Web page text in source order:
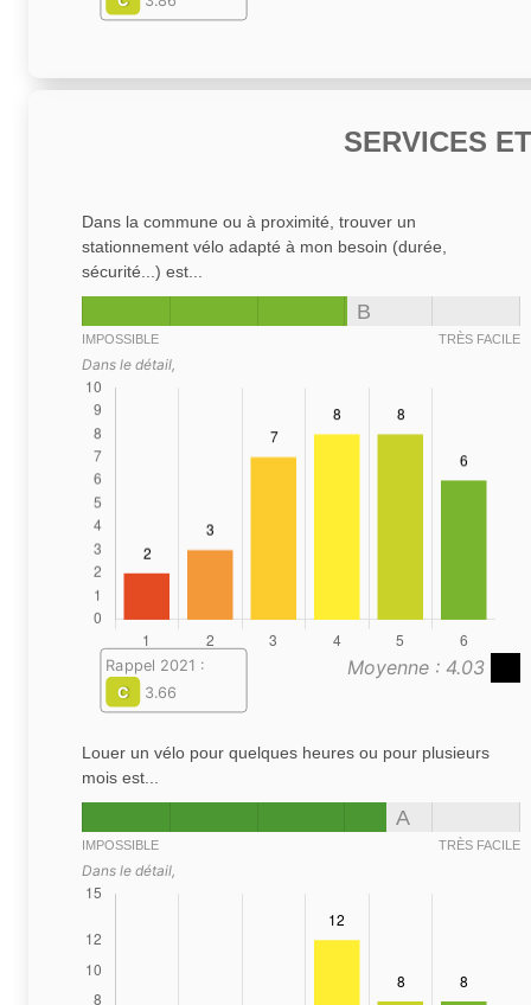
SERVICES
Dans la commune ou à proximité, trouver un
stationnement vélo adapté à mon besoin (durée,
sécurité...) est...
B
IMPOSSIBLE TRÈS FACILE
Dans le détail,
Moyenne : 4.03
Rappel 2021 :
C
3.66
Louer un vélo pour quelques heures ou pour plusieurs
mois est...
A
IMPOSSIBLE TRÈS FACILE
Dans le détail,